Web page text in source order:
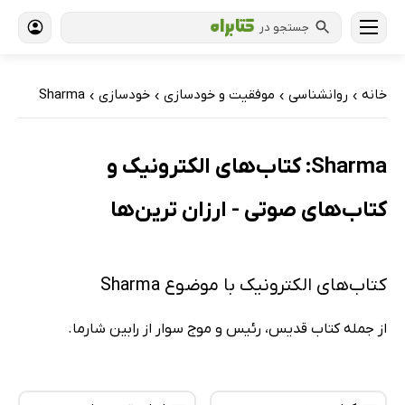
جستجو در
خانه › روانشناسی › موفقیت و خودسازی › خودسازی ›
Sharma
Sharma: کتاب‌های الکترونیک و
کتاب‌های صوتی - ارزان ترین‌ها
کتاب‌های الکترونیک با موضوع Sharma
از جمله کتاب قدیس، رئیس و موج سوار از رابین شارما.